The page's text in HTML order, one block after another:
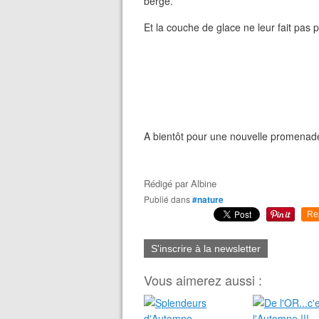
Et la couche de glace ne leur fait pas
A bientôt pour une nouvelle
Rédigé parAlbine
Publié dans#nature
S'inscrire à la newsletter
Vous aimerez aussi :